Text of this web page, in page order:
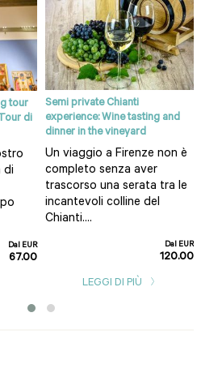
tour
di
di
Dal EUR
67.00
Semi private Chianti
experience: Wine tasting and
dinner in the vineyard
Un viaggio a Firenze non è
completo senza aver
trascorso una serata tra le
incantevoli colline del
Chianti....
Dal EUR
120.00
LEGGI DI PIÙ